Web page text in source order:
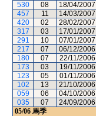
530
08 18/04/2007
457
11 14/03/2007
420
02 28/02/2007
317
03 17/01/2007
291
10 07/01/2007
217
07 06/12/2006
180
07 22/11/2006
173
03 19/11/2006
123
05 01/11/2006
102
13 21/10/2006
059
06 04/10/2006
035
07 24/09/2006
05/06 馬季